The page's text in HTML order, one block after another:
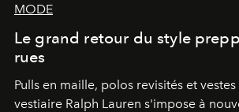
MODE
Le grand retour du style
rues
Pulls en maille, polos revisités et
vestiaire Ralph Lauren s'impose à